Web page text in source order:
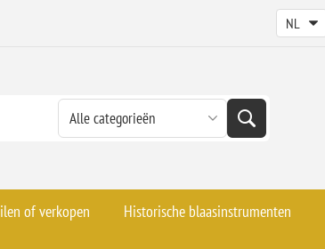
of verkopen Historische blaasinstrumenten